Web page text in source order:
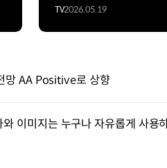
TV2026.05.19
망 AA Positive로 상향
이미지는 누구나 자유롭게 사